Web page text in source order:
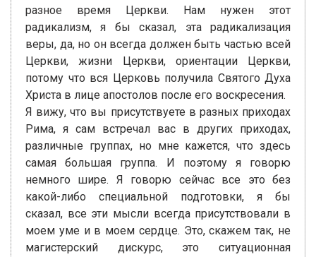
разное время Церкви. Нам нужен этот
радикализм, я бы сказал, эта радикализация
веры, да, но он всегда должен быть частью всей
Церкви, жизни Церкви, ориентации Церкви,
потому что вся Церковь получила Святого Духа
Христа в лице апостолов после его воскресения.
Я вижу, что вы присутствуете в разных приходах
Рима, я сам встречал вас в других приходах,
различные группах, но мне кажется, что здесь
самая большая группа. И поэтому я говорю
немного шире. Я говорю сейчас все это без
какой-либо специальной подготовки, я бы
сказал, все эти мысли всегда присутствовали в
моем уме и в моем сердце. Это, скажем так, не
магистерский дискурс, это ситуационная